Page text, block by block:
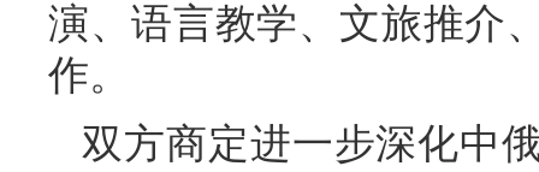
演、语言教学、文旅推介
作。
双方商定进一步深化中